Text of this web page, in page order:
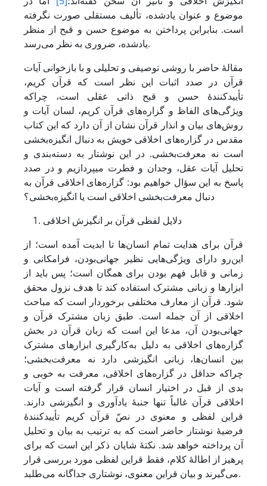
موضوع و عنوان یادشده، تألیف مستقلی صورت نگرفته
است. بنابراین پرداختن به موضوع حسن و قبح از منظر
یادشده، ضروری به نظر می‌رسد.
مقالۀ حاضر با روشی توصیفی و تحلیلی و با بازخوانی آیات
قرآن در صدد اثبات این نظر است که قرآن کریم،
تأییدکنندۀ حسن و قبح ذاتی عقلی است، چراکه
ویژگی‌های الفاظ و گزاره‌های قرآن کریم، لسان آیات و
روش‌های بیان و انذار قرآن نشان از آن دارد که این کتاب
مقدس در گزاره‌های اخلاقی خویش به دنبال انگیزه‌بخشی
است نه معرفت‌بخشی. در این نوشتار به دسته‌بندی و
تحلیل آیات عقل، وجدان و فطرت می­پردازیم و در صدد
پاسخ به این سؤال خواهیم بود: گزاره‌های اخلاقی قرآن به
دنبال معرفت‌بخشی اخلاقی است یا انگیزه‌بخشی؟
دلایل لفظی قرآن بر انگیزش اخلاقی
قرآن برای هدایت تمام انسان‌ها تا ابدیت آمده است؛ از
این‌رو دارای ویژگی‌هایی نظیر جهانی‌بودن، فرامکانی و
زمانی و قابل فهم بودن برای همگان است؛ پس باید از
ابزارها و زبانی مشترک استفاده کند تا هدف نزول محقق
شود. قرآن از معارف مختلفی برخوردار است که مباحث
اخلاقی از آن جمله است. طبق زبان مشترک قرآن و
جهانی‌بودن آن، مدعا این است که زبان قرآن در بخش
گزاره‌های اخلاقی به دلیل به‌کارگیری ابزارهای مشترک
بین انسان‌ها، زبانی انگیزشی دارد نه معرفت‌بخشی؛
چراکه حداقل در گزاره‌های اخلاقی، معرفت به خوبی و
بدی از قبل در اختیار انسان قرار گرفته است و آیات
اخلاقی قرآن غالباً تنها جنبۀ یادآوری و انگیزشی دارند.
قراین لفظی و معنوی در نصّ قرآن کریم تأییدکنندۀ
فرضیۀ نوشتار حاضر است که به ترتیب به بیان و تحلیل
آن پرداخته خواهد شد. نکتۀ شایان ذکر این است که برای
پرهیز از اطالۀ کلام، فقط قراین لفظی مورد بررسی قرار
می‌گیرند و بیان قراین معنوی، نوشتاری جداگانه می‌طلبد.